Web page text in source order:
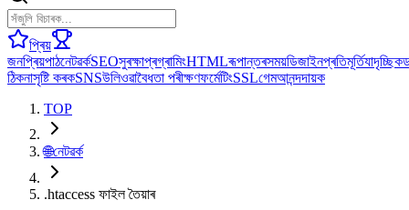
প্ৰিয়
জনপ্ৰিয়পাঠনেটৱৰ্কSEOসুৰক্ষাপ্ৰগ্ৰামিংHTMLৰূপান্তৰসময়ডিজাইনপ্ৰতিমূৰ্তিযাদৃচ্ছিক
ঠিকনাসৃষ্টি কৰকSNSউলিওৱাবৈধতা পৰীক্ষণফৰ্মেটিংSSLগেমআনন্দদায়ক
TOP
🌐নেটৱৰ্ক
.htaccess ফাইল তৈয়াৰ